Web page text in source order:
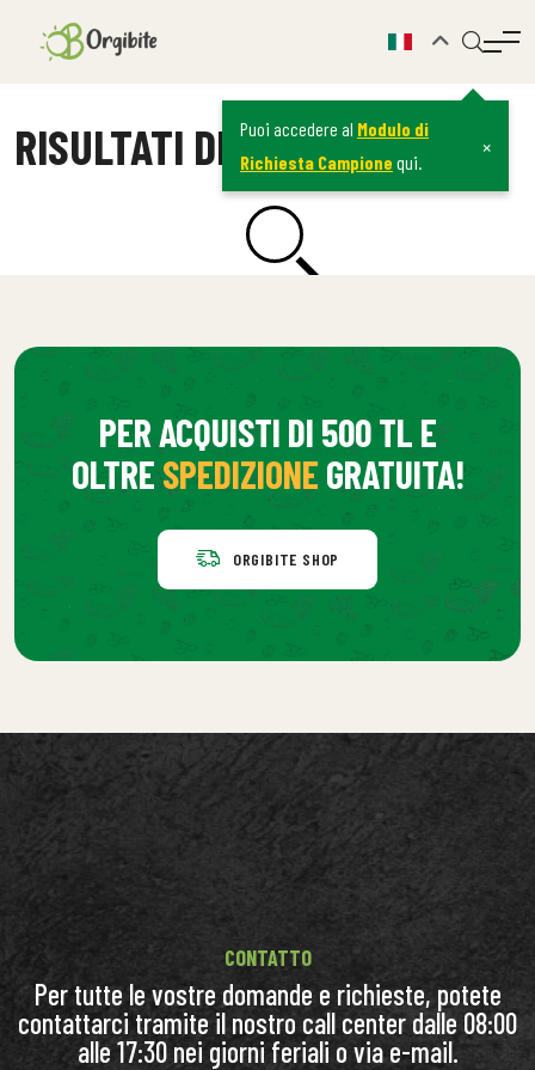
Puoi accedere al Modulo di
Richiesta Campione qui.
×
RISULTATI DELLA RICERCA
PER ACQUISTI DI 500 TL E
OLTRESPEDIZIONE GRATUITA!
ORGIBITE SHOP
CONTATTO
Per tutte le vostre domande e richieste, potete
contattarci tramite il nostro call center dalle 08:00
alle 17:30 nei giorni feriali o via e-mail.